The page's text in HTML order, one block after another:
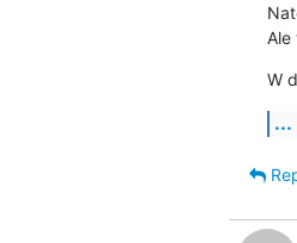
Ale
W
...